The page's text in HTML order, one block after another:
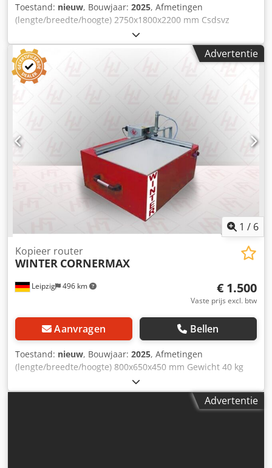
Toestand: nieuw, Bouwjaar: 2025, Afmetingen
(lengte/breedte/hoogte) 2750x1800x2200 mm Csdsvz
Epnepfx Ah Uoha Gewicht 2500 kg Totaal benodigd
vermogen 11 kW Kopieer router COPYMAX 1000 - 4
werkende spindels - maximaal werkstuklengte 1000 mm -
maximaal werkstukdiameter 150 mm - Motorvermogen
freesspindel 2 x 3,0 kW - Snelheid 6000 tpm -
Motorvoeding 1,5 kW, traploos - Pneumatische
werkstukklem - CE-beschermende cabine - inclusief 4
freeskoppen diameter 180 mm met potmes diameter 30
mm - inclusief 4 schuurbanden korrel 80 - Afmetingen
L=2750, B=1800, H=2200 mm - Gewicht 2500 kg
Advertentie
1 / 6
Leipzig 496 km
Kopieer router
WINTER CORNERMAX
€ 1.500
Vaste prijs excl. btw
Aanvragen Bellen
Toestand: nieuw, Bouwjaar: 2025, Afmetingen
(lengte/breedte/hoogte) 800x650x450 mm Gewicht 40 kg
Totaal benodigd vermogen 0,8 kW Hoekfrees CORNERMAX
- Randdikte min.– max. 2 - 3mm - Werkstukdikte min.– max.
10–50mm - Motortoerental 32.000 tpm - Motorvermogen
Advertentie